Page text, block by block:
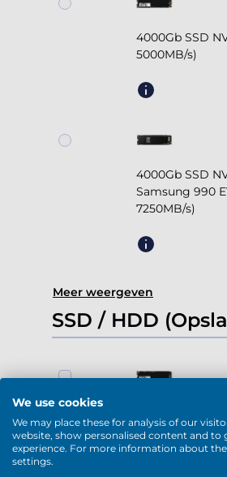
4000Gb SSD
5000MB/s)
4000Gb SSD
Samsung 990
7250MB/s)
Meer weergeven
SSD / HDD
5000MB/s)
We use cookies
We may place these for analysis of our
website, show personalised content and to
experience. For more information about
settings.